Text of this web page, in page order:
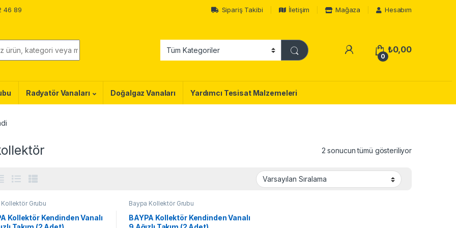
46 89 Sipariş Takibi İletişim Mağaza Hesabım
0
₺0,00
Radyatör Vanaları Doğalgaz Vanaları Yardımcı Tesisat Malzemeleri
2 sonucun tümü gösteriliyor
Kollektör Grubu
Kollektör Kendinden Vanalı
Baypa Kollektör Grubu
BAYPA Kollektör Kendinden Vanalı